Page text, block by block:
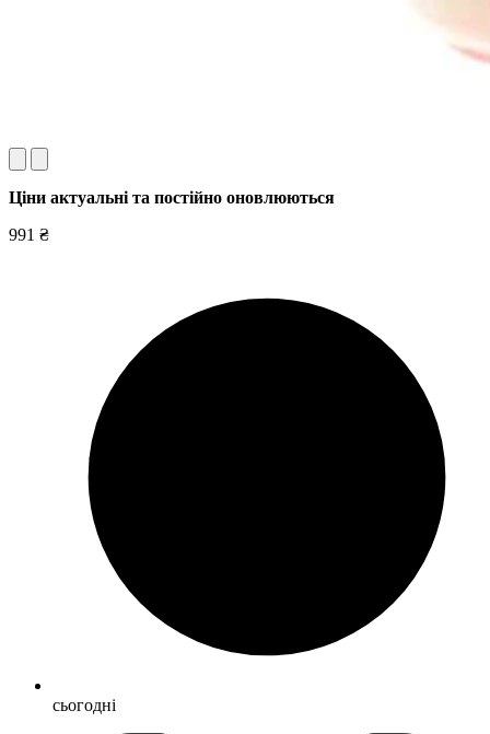
Ціни актуальні та постійно оновлюються
991 ₴
сьогодні